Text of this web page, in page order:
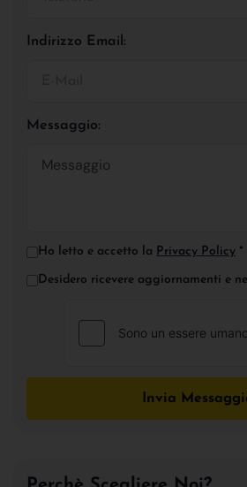
Indirizzo Email:
Messaggio:
Ho letto e accetto la Privacy Policy *
Desidero ricevere aggiornamenti e
Invia